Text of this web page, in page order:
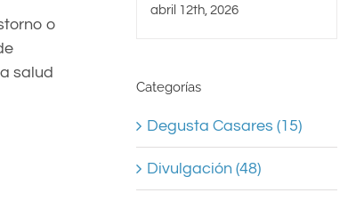
o
salud
abril 12th, 2026
Categorías
Degusta Casares (15)
Divulgación (48)